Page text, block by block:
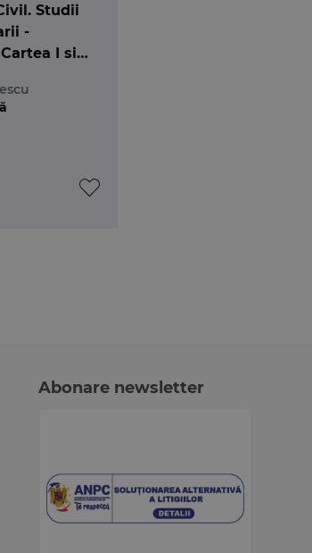
Studii
-
I si
Abonare newsletter